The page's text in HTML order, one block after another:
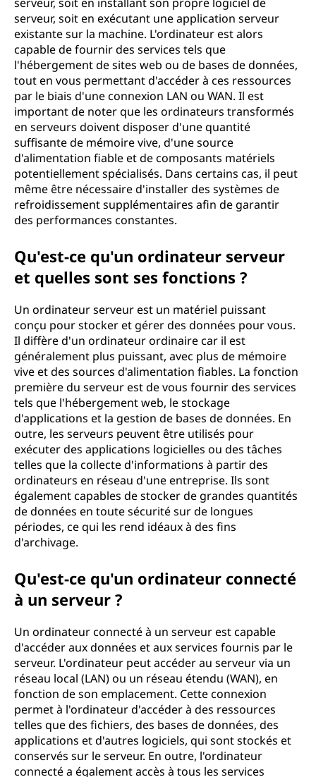
serveur, soit en exécutant une application serveur
existante sur la machine. L'ordinateur est alors
capable de fournir des services tels que
l'hébergement de sites web ou de bases de données,
tout en vous permettant d'accéder à ces ressources
par le biais d'une connexion LAN ou WAN. Il est
important de noter que les ordinateurs transformés
en serveurs doivent disposer d'une quantité
suffisante de mémoire vive, d'une source
d'alimentation fiable et de composants matériels
potentiellement spécialisés. Dans certains cas, il peut
même être nécessaire d'installer des systèmes de
refroidissement supplémentaires afin de garantir
des performances constantes.
Qu'est-ce qu'un ordinateur serveur
et quelles sont ses fonctions ?
Un ordinateur serveur est un matériel puissant
conçu pour stocker et gérer des données pour vous.
Il diffère d'un ordinateur ordinaire car il est
généralement plus puissant, avec plus de mémoire
vive et des sources d'alimentation fiables. La fonction
première du serveur est de vous fournir des services
tels que l'hébergement web, le stockage
d'applications et la gestion de bases de données. En
outre, les serveurs peuvent être utilisés pour
exécuter des applications logicielles ou des tâches
telles que la collecte d'informations à partir des
ordinateurs en réseau d'une entreprise. Ils sont
également capables de stocker de grandes quantités
de données en toute sécurité sur de longues
périodes, ce qui les rend idéaux à des fins
d'archivage.
Qu'est-ce qu'un ordinateur connecté
à un serveur ?
Un ordinateur connecté à un serveur est capable
d'accéder aux données et aux services fournis par le
serveur. L'ordinateur peut accéder au serveur via un
réseau local (LAN) ou un réseau étendu (WAN), en
fonction de son emplacement. Cette connexion
permet à l'ordinateur d'accéder à des ressources
telles que des fichiers, des bases de données, des
applications et d'autres logiciels, qui sont stockés et
conservés sur le serveur. En outre, l'ordinateur
connecté a également accès à tous les services